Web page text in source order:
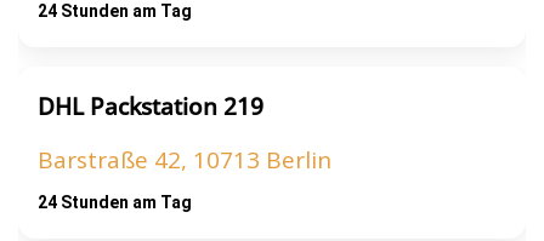
24 Stunden am Tag
DHL Packstation 219
Barstraße 42, 10713 Berlin
24 Stunden am Tag